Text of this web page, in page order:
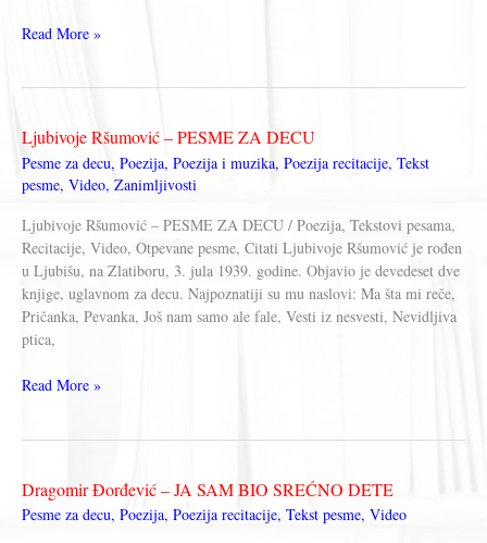
Mira
Read More »
Ljubivoje Ršumović – PESME ZA DECU
Pesme za decu, Poezija, Poezija i muzika, Poezija recitacije, Tekst
pesme, Video, Zanimljivosti
Ljubivoje Ršumović – PESME ZA DECU / Poezija, Tekstovi pesama,
Recitacije, Video, Otpevane pesme, Citati Ljubivoje Ršumović je rođen
u Ljubišu, na Zlatiboru, 3. jula 1939. godine. Objavio je devedeset dve
knjige, uglavnom za decu. Najpoznatiji su mu naslovi: Ma šta mi reče,
Pričanka, Pevanka, Još nam samo ale fale, Vesti iz nesvesti, Nevidljiva
ptica,
Ljubivoje
DECU
Read More »
Dragomir Đorđević – JA SAM BIO SREĆNO DETE
Pesme za decu, Poezija, Poezija recitacije, Tekst pesme, Video